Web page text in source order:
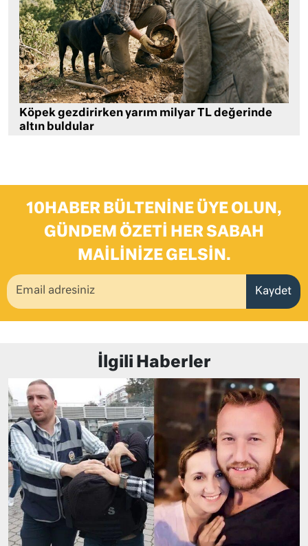
Köpek gezdirirken yarım milyar TL değerinde
altın buldular
10HABER BÜLTENINE ÜYE OLUN,
GÜNDEM ÖZETI HER SABAH
MAILINIZE GELSIN.
Kaydet
İlgili Haberler